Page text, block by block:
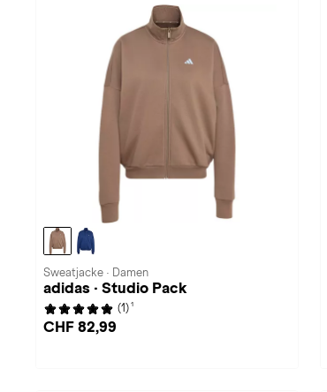
Sweatjacke · Damen
adidas · Studio Pack
(1) 1
CHF 82,99